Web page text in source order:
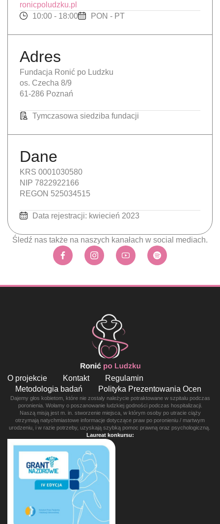
ronicpoludzku.pl
10:00 - 18:00
PON - PT
Adres
Fundacja Ronić po Ludzku
os. Czecha 8/9
61-286 Poznań
Tymczasowa siedziba fundacji
Dane
KRS 0001030580
NIP 7822922166
REGON 525034515
Data rejestracji: kwiecień 2023
Śledź nas także na naszych kanałach w social mediach.
O projekcie Kontakt
Regulamin
Metodologia badań
Polityka Prezentowania Ocen
Dajemy głos kobietom, które nie zostały należycie potraktowane w szpitalu podczas
poronienia. Wołamy o poszanowanie ludzkiej godności podczas hospitalizacji.
Naszą misją jest m. in. stworzenie miejsca, w którym osoby po utracie ciąży
otrzymają natychmiastowe informacje dotyczące praw po poronieniu / martwym
urodzeniu, i w razie potrzeby, uzyskają szybką pomoc prawną oraz psychologiczną.
Laureat konkursu: